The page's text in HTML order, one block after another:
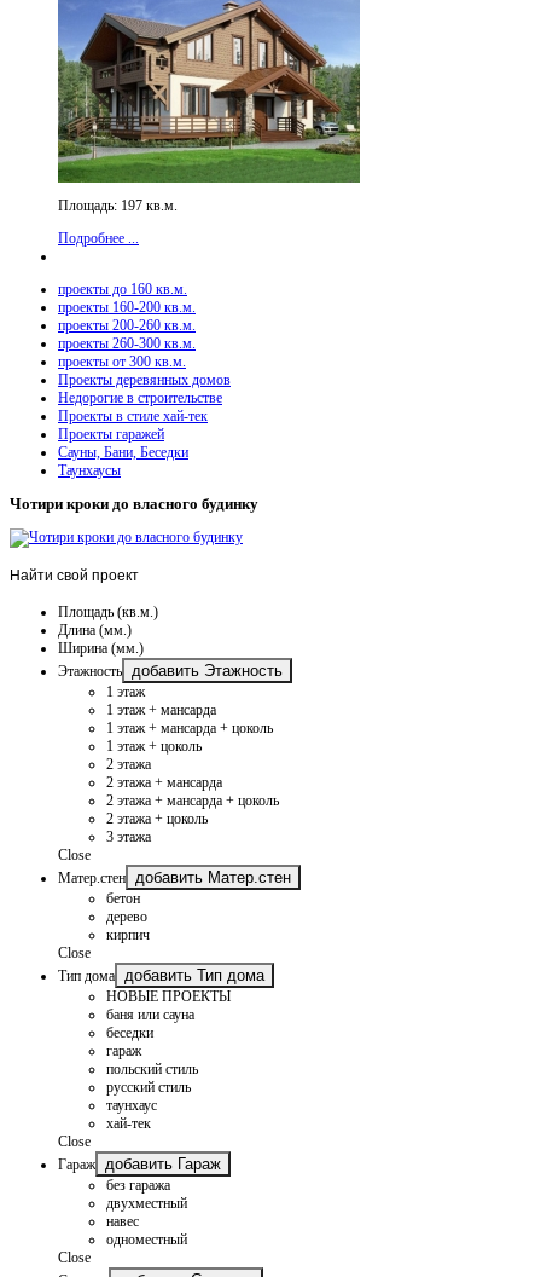
Площадь: 197 кв.м.
Подробнее ...
проекты до 160 кв.м.
проекты 160-200 кв.м.
проекты 200-260 кв.м.
проекты 260-300 кв.м.
проекты от 300 кв.м.
Проекты деревянных домов
Недорогие в строительстве
Проекты в стиле хай-тек
Проекты гаражей
Сауны, Бани, Беседки
Таунхаусы
Чотири кроки до власного будинку
Найти свой проект
Площадь (кв.м.)
Длина (мм.)
Ширина (мм.)
Этажность
добавить Этажность
1 этаж
1 этаж + мансарда
1 этаж + мансарда + цоколь
1 этаж + цоколь
2 этажа
2 этажа + мансарда
2 этажа + мансарда + цоколь
2 этажа + цоколь
3 этажа
Close
Матер.стен
добавить Матер.стен
бетон
дерево
кирпич
Close
Тип дома
добавить Тип дома
НОВЫЕ ПРОЕКТЫ
баня или сауна
беседки
гараж
польский стиль
русский стиль
таунхаус
хай-тек
Close
Гараж
добавить Гараж
без гаража
двухместный
навес
одноместный
Close